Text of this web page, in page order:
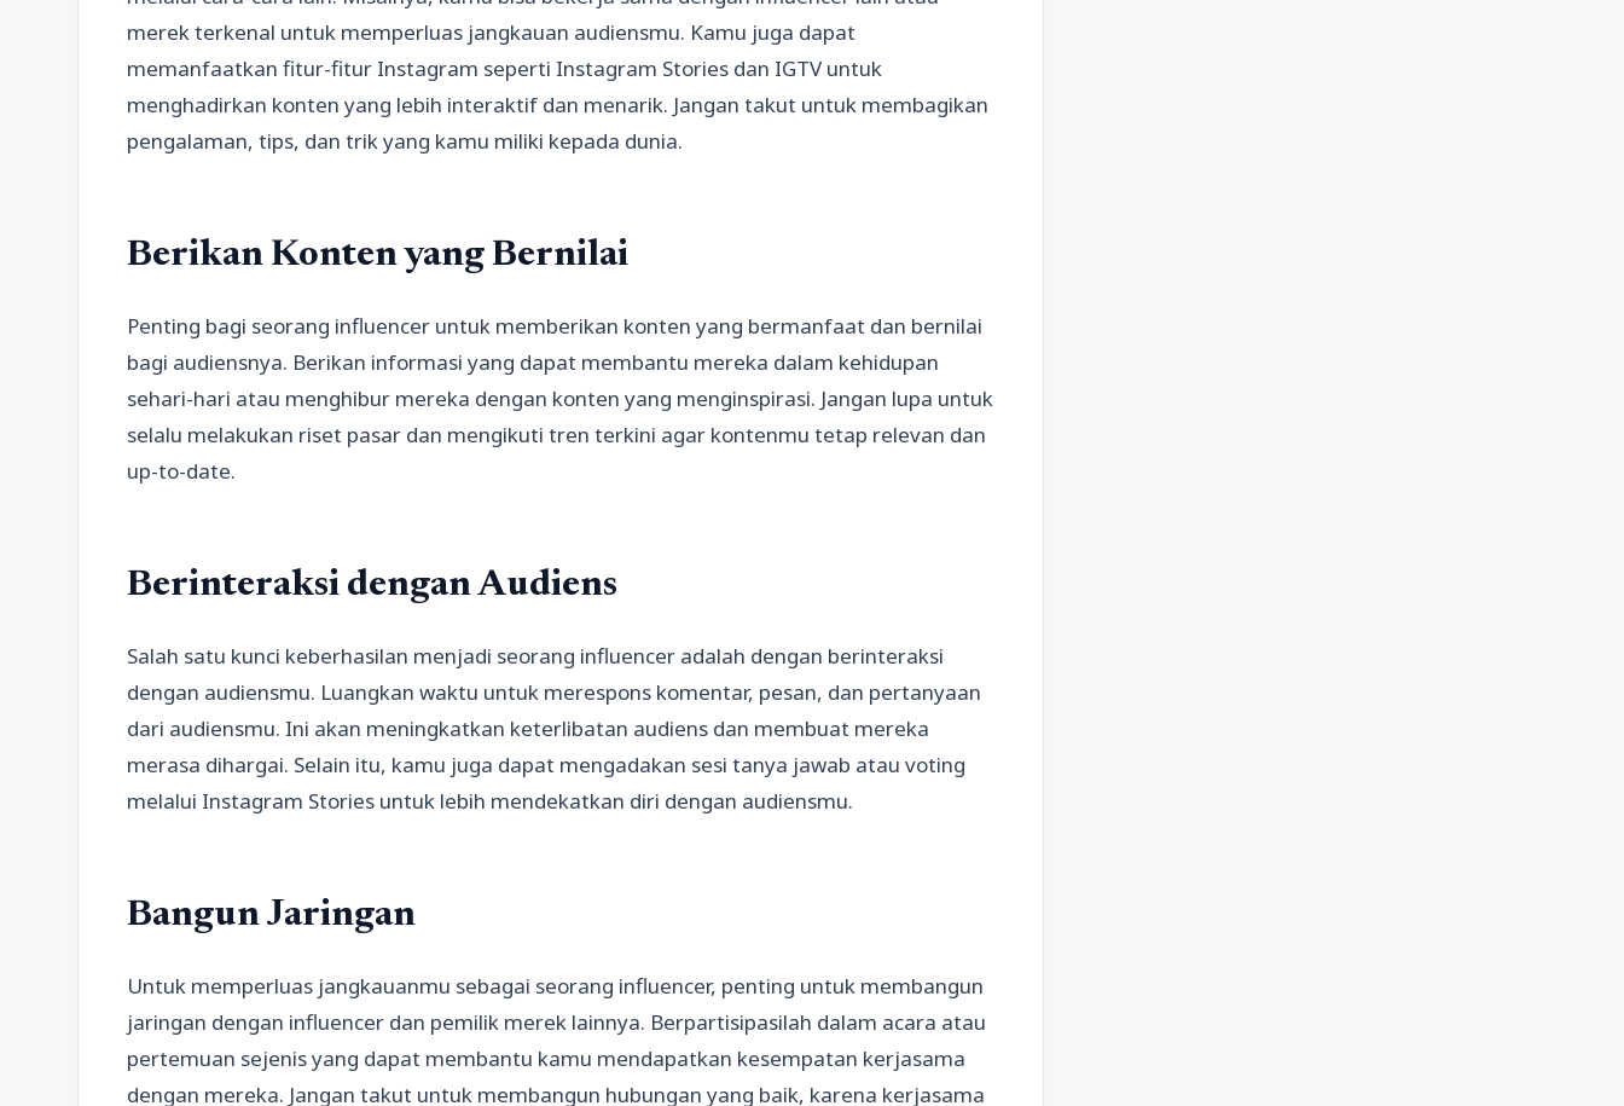
merek terkenal untuk memperluas jangkauan audiensmu. Kamu juga dapat
memanfaatkan fitur-fitur Instagram seperti Instagram Stories dan IGTV untuk
menghadirkan konten yang lebih interaktif dan menarik. Jangan takut untuk membagikan
pengalaman, tips, dan trik yang kamu miliki kepada dunia.
Berikan Konten yang Bernilai
Penting bagi seorang influencer untuk memberikan konten yang bermanfaat dan bernilai
bagi audiensnya. Berikan informasi yang dapat membantu mereka dalam kehidupan
sehari-hari atau menghibur mereka dengan konten yang menginspirasi. Jangan lupa untuk
selalu melakukan riset pasar dan mengikuti tren terkini agar kontenmu tetap relevan dan
up-to-date.
Berinteraksi dengan Audiens
Salah satu kunci keberhasilan menjadi seorang influencer adalah dengan berinteraksi
dengan audiensmu. Luangkan waktu untuk merespons komentar, pesan, dan pertanyaan
dari audiensmu. Ini akan meningkatkan keterlibatan audiens dan membuat mereka
merasa dihargai. Selain itu, kamu juga dapat mengadakan sesi tanya jawab atau voting
melalui Instagram Stories untuk lebih mendekatkan diri dengan audiensmu.
Bangun Jaringan
Untuk memperluas jangkauanmu sebagai seorang influencer, penting untuk membangun
jaringan dengan influencer dan pemilik merek lainnya. Berpartisipasilah dalam acara atau
pertemuan sejenis yang dapat membantu kamu mendapatkan kesempatan kerjasama
dengan mereka. Jangan takut untuk membangun hubungan yang baik, karena kerjasama